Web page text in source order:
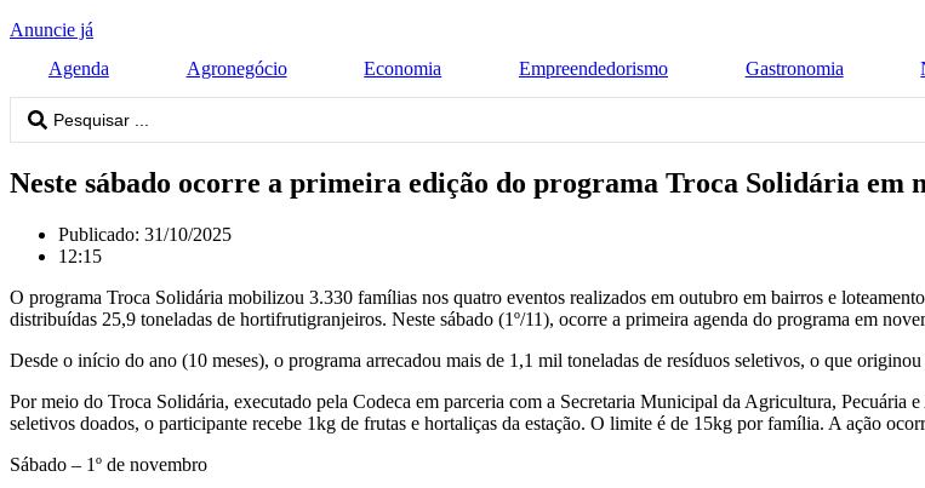
Anuncie já
Agenda
Agronegócio Economia Empreendedorismo Gastronomia
Pesquisar
Neste sábado ocorre a primeira edição do programa Troca Solidária em
Publicado: 31/10/2025
12:15
O programa Troca Solidária mobilizou 3.330 famílias nos quatro eventos realizados em outubro em bairros e
distribuídas 25,9 toneladas de hortifrutigranjeiros. Neste sábado (1º/11), ocorre a primeira agenda do programa em
Desde o início do ano (10 meses), o programa arrecadou mais de 1,1 mil toneladas de resíduos seletivos, o que
Por meio do Troca Solidária, executado pela Codeca em parceria com a Secretaria Municipal da Agricultura, Pecuária
seletivos doados, o participante recebe 1kg de frutas e hortaliças da estação. O limite é de 15kg por família. A ação
Sábado – 1º de novembro